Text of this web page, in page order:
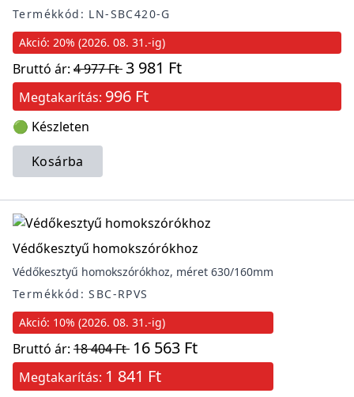
Termékkód: LN-SBC420-G
Akció: 20% (2026. 08. 31.-ig)
Bruttó ár: 4 977 Ft3 981 Ft
Megtakarítás: 996 Ft
🟢 Készleten
Kosárba
Védőkesztyű homokszórókhoz
Védőkesztyű homokszórókhoz, méret 630/160mm
Termékkód: SBC-RPVS
Akció: 10% (2026. 08. 31.-ig)
Bruttó ár: 18 404 Ft 16 563 Ft
Megtakarítás: 1 841 Ft